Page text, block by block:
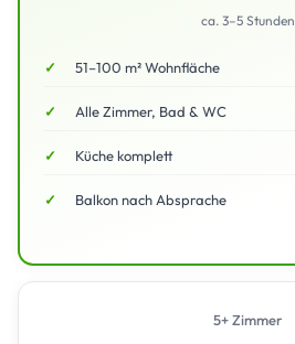
ca. 3–5 Stunden
51–100 m² Wohnfläche
Alle Zimmer, Bad & WC
Küche komplett
Balkon nach Absprache
5+ Zimmer